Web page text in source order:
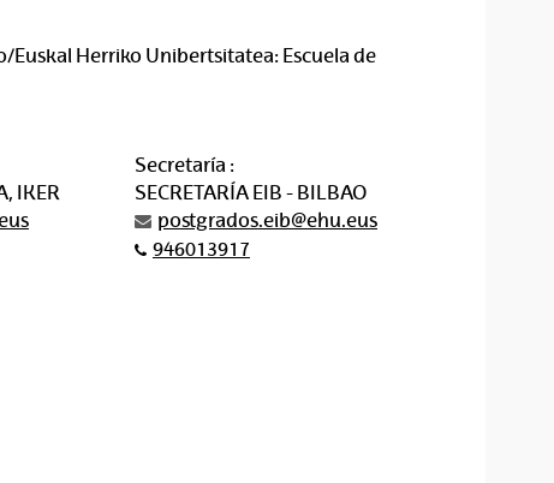
Euskal Herriko Unibertsitatea: Escuela de
IKER
Secretaría :
SECRETARÍA EIB - BILBAO
postgrados.eib@ehu.eus
946013917